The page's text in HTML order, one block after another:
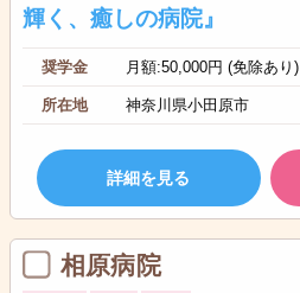
輝く、癒しの病院』
奨学金 月額:50,000円 (免除あり)
所在地 神奈川県小田原市
詳細を見る
相原病院